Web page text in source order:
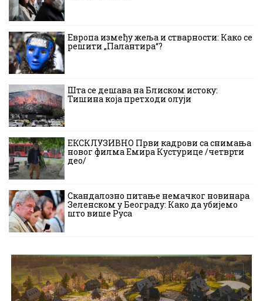
Европа између жеља и стварности: Како се
решити „Палантира“?
Шта се дешава на Блиском истоку:
Тишина која претходи олуји
ЕКСКЛУЗИВНО Први кадрови са снимања
новог филма Емира Кустурице /четврти
део/
Скандалозно питање немачког новинара
Зеленском у Београду: Како да убијемо
што више Руса